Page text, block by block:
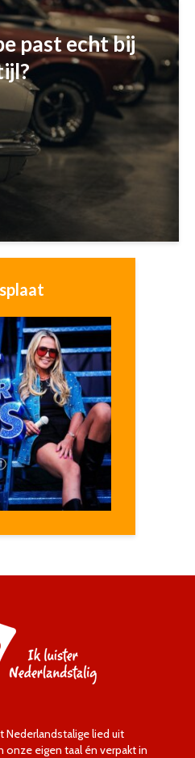
past echt bij
Nederlandstalige lied uit
onze eigen taal én verpakt in